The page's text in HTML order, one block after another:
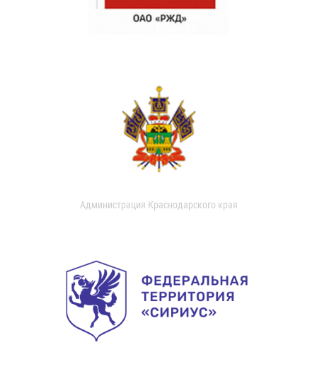
Администрация Краснодарского края